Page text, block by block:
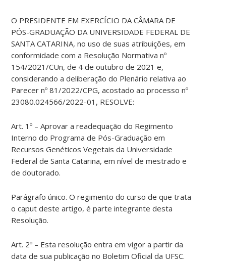
O PRESIDENTE EM EXERCÍCIO DA CÂMARA DE
PÓS-GRADUAÇÃO DA UNIVERSIDADE FEDERAL DE
SANTA CATARINA, no uso de suas atribuições, em
conformidade com a Resolução Normativa nº
154/2021/CUn, de 4 de outubro de 2021 e,
considerando a deliberação do Plenário relativa ao
Parecer nº 81/2022/CPG, acostado ao processo nº
23080.024566/2022-01, RESOLVE:
Art. 1º – Aprovar a readequação do Regimento
Interno do Programa de Pós-Graduação em
Recursos Genéticos Vegetais da Universidade
Federal de Santa Catarina, em nível de mestrado e
de doutorado.
Parágrafo único. O regimento do curso de que trata
o caput deste artigo, é parte integrante desta
Resolução.
Art. 2º – Esta resolução entra em vigor a partir da
data de sua publicação no Boletim Oficial da UFSC.